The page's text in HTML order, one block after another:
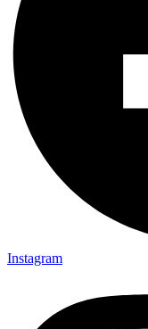
Instagram